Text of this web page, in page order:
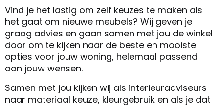
Vind je het lastig om zelf keuzes te maken als
het gaat om nieuwe meubels? Wij geven je
graag advies en gaan samen met jou de winkel
door om te kijken naar de beste en mooiste
opties voor jouw woning, helemaal passend
aan jouw wensen.
Samen met jou kijken wij als interieuradviseurs
naar materiaal keuze, kleurgebruik en als je dat